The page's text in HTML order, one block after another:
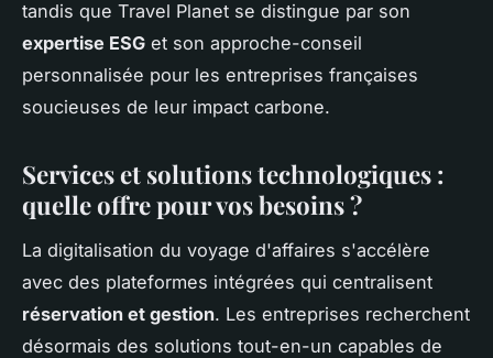
tandis que Travel Planet se distingue par son
expertise ESG et son approche-conseil
personnalisée pour les entreprises françaises
soucieuses de leur impact carbone.
Services et solutions technologiques :
quelle offre pour vos besoins ?
La digitalisation du voyage d'affaires s'accélère
avec des plateformes intégrées qui centralisent
réservation et gestion. Les entreprises recherchent
désormais des solutions tout-en-un capables de